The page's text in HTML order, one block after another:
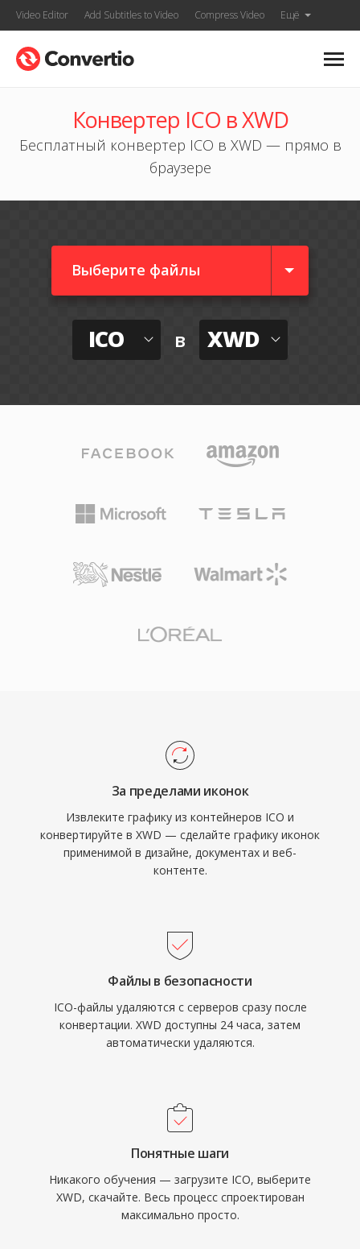
Video Editor Add Subtitles to Video Compress Video Ещё
Конвертер ICO в XWD
Бесплатный конвертер ICO в XWD — прямо в
браузере
Выберите файлы
ICO в XWD
За пределами иконок
Извлеките графику из контейнеров ICO и
конвертируйте в XWD — сделайте графику иконок
применимой в дизайне, документах и веб-
контенте.
Файлы в безопасности
ICO-файлы удаляются с серверов сразу после
конвертации. XWD доступны 24 часа, затем
автоматически удаляются.
Понятные шаги
Никакого обучения — загрузите ICO, выберите
XWD, скачайте. Весь процесс спроектирован
максимально просто.